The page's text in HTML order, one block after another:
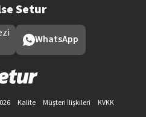
Setur
WhatsApp
Kalite Müşteri İlişkileri
KVKK